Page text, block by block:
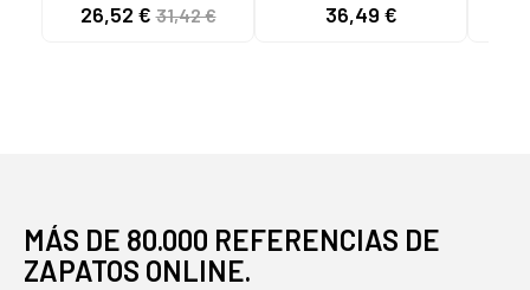
26,52 €31,42 € 36,49 €
MÁS DE 80.000 REFERENCIAS DE
ZAPATOS ONLINE.